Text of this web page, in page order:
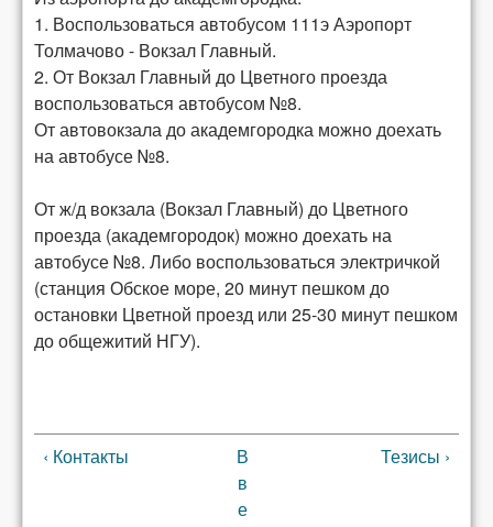
1. Воспользоваться автобусом 111э Аэропорт
Толмачово - Вокзал Главный.
2. От Вокзал Главный до Цветного проезда
воспользоваться автобусом №8.
От автовокзала до академгородка можно доехать
на автобусе №8.
От ж/д вокзала (Вокзал Главный) до Цветного
проезда (академгородок) можно доехать на
автобусе №8. Либо воспользоваться электричкой
(станция Обское море, 20 минут пешком до
остановки Цветной проезд или 25-30 минут пешком
до общежитий НГУ).
‹ Контакты
В
в
е
Тезисы ›